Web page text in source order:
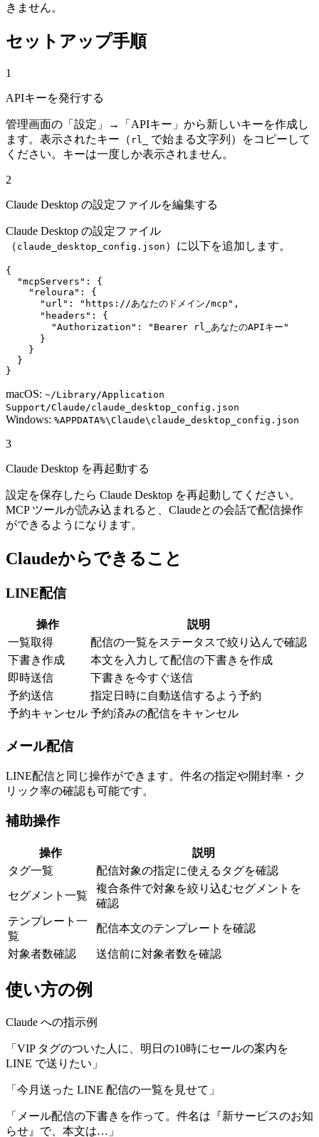
きません。
セットアップ手順
1
APIキーを発行する
管理画面の「設定」→「APIキー」から新しいキーを作成し
ます。表示されたキー（ rl_
で始まる文字列）をコピーして
ください。キーは一度しか表示されません。
2
Claude Desktop の設定ファイルを編集する
Claude Desktop の設定ファイル
（ claude_desktop_config.json ）に以下を追加します。
{
  "mcpServers": {
    "reloura": {
      "url": "https://あなたのドメイン/mcp",
      "headers": {
        "Authorization": "Bearer rl_あなたのAPIキー"
      }
    }
  }
}
macOS: ~/Library/Application
Support/Claude/claude_desktop_config.json
Windows: %APPDATA%\Claude\claude_desktop_config.json
3
Claude Desktop を再起動する
設定を保存したら Claude Desktop を再起動してください。
MCP ツールが読み込まれると、Claudeとの会話で配信操作
ができるようになります。
Claudeからできること
LINE配信
操作
説明
一覧取得
配信の一覧をステータスで絞り込んで確認
下書き作成
本文を入力して配信の下書きを作成
即時送信
下書きを今すぐ送信
予約送信
指定日時に自動送信するよう予約
予約キャンセル 予約済みの配信をキャンセル
メール配信
LINE配信と同じ操作ができます。件名の指定や開封率・ク
リック率の確認も可能です。
補助操作
操作
説明
タグ一覧
配信対象の指定に使えるタグを確認
セグメント一覧
複合条件で対象を絞り込むセグメントを
確認
テンプレート一
覧
配信本文のテンプレートを確認
対象者数確認 送信前に対象者数を確認
使い方の例
Claude への指示例
「VIP タグのついた人に、明日の10時にセールの案内を
LINE で送りたい」
「今月送った LINE 配信の一覧を見せて」
「メール配信の下書きを作って。件名は『新サービスのお知
らせ』で、本文は…」